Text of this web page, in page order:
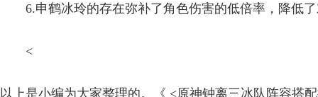
6.申鹤冰玲的存在弥补了角色伤害的低倍率，降低
<
以上是小编为大家整理的。《 <原神钟离三冰队阵容搭